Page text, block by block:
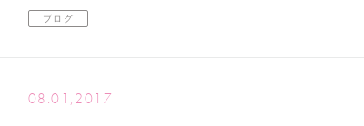
ブログ
08.01,2017